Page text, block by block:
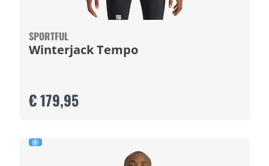
SPORTFUL
Winterjack Tempo
€ 179,95